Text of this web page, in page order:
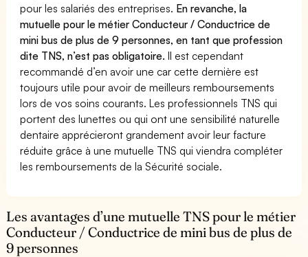
pour les salariés des entreprises. En revanche, la
mutuelle pour le métier Conducteur / Conductrice de
mini bus de plus de 9 personnes, en tant que profession
dite TNS, n’est pas obligatoire.Il est cependant
recommandé d’en avoir une car cette dernière est
toujours utile pour avoir de meilleurs remboursements
lors de vos soins courants. Les professionnels TNS qui
portent des lunettes ou qui ont une sensibilité naturelle
dentaire apprécieront grandement avoir leur facture
réduite grâce à une mutuelle TNS qui viendra compléter
les remboursements de la Sécurité sociale.
Les avantages d’une mutuelle TNS pour le métier
Conducteur / Conductrice de mini bus de plus de
9 personnes